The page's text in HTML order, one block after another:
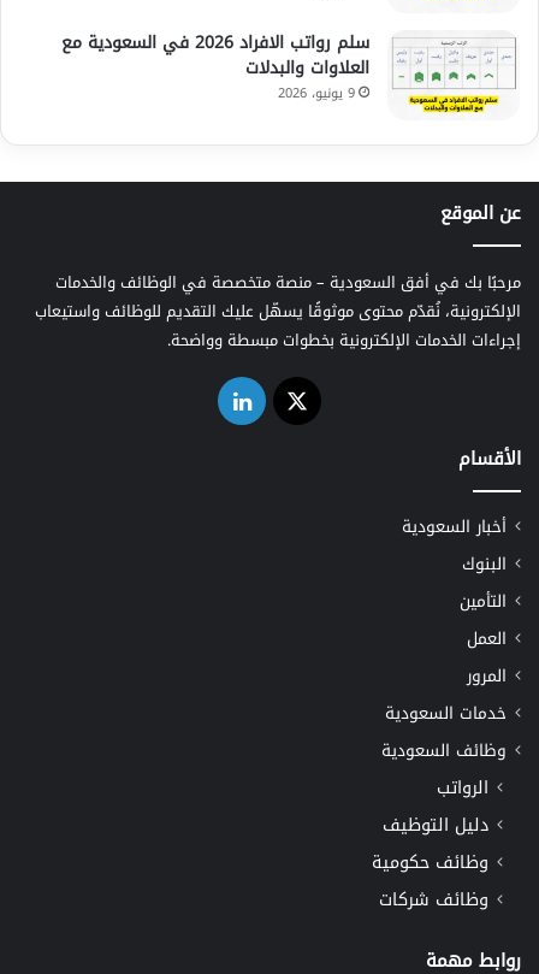
سلم رواتب الافراد 2026 في السعودية مع
العلاوات والبدلات
9 يونيو، 2026
عن الموقع
مرحبًا بك في أفق السعودية – منصة متخصصة في الوظائف والخدمات
الإلكترونية، نُقدّم محتوى موثوقًا يسهّل عليك التقديم للوظائف واستيعاب
إجراءات الخدمات الإلكترونية بخطوات مبسطة وواضحة.
‫X لينكدإن
الأقسام
أخبار السعودية
البنوك
التأمين
العمل
المرور
خدمات السعودية
وظائف السعودية
الرواتب
دليل التوظيف
وظائف حكومية
وظائف شركات
روابط مهمة